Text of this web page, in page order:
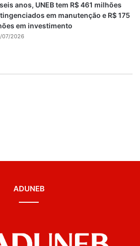
anos, UNEB tem R$ 461 milhões
em manutenção e R$ 175
em investimento
07/2026
ADUNEB